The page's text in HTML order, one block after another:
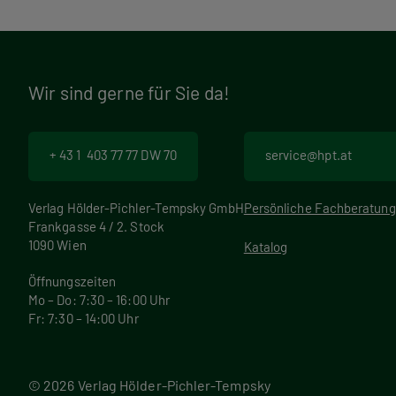
Wir sind gerne für Sie da!
+ 43 1 403 77 77 DW 70
Verlag Hölder-Pichler-Tempsky GmbH
Frankgasse 4 / 2. Stock
1090 Wien
Öffnungszeiten
Mo – Do: 7:30 – 16:00 Uhr
Fr: 7:30 – 14:00 Uhr
service@hpt.at
Persönliche Fachberatung
Katalog
© 2026 Verlag Hölder-Pichler-Tempsky